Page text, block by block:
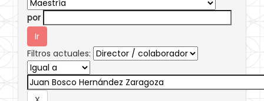
por
Filtros actuales: